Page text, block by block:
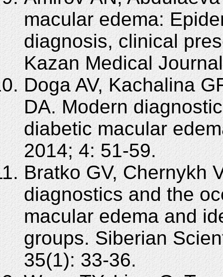
macular edema:
diagnosis, clinical
Kazan Medical
Doga AV, Kachalina
DA. Modern
diabetic macular
2014; 4: 51-59.
Bratko GV, Chernykh
diagnostics and the
macular edema and
groups. Siberian
35(1): 33-36.